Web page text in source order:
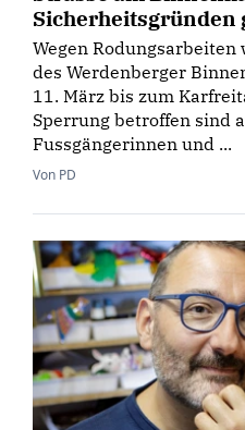
Sicherheitsgründen
Wegen
des Werdenberger
11. März bis zum
Sperrung betroffen sind
Fussgängerinnen und ...
Von PD